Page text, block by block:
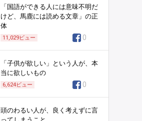
「国語ができる人には意味不明だ
けど、馬鹿には読める文章」の正
体
11,029ビュー 0
「子供が欲しい」という人が、本
当に欲しいもの
6,624ビュー 0
頭のわるい人が、良く考えずに言